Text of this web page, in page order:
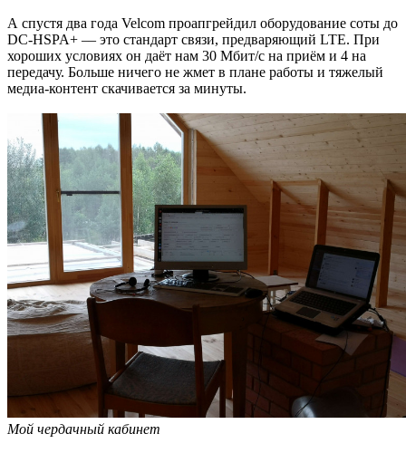
А спустя два года Velcom проапгрейдил оборудование соты до
DC-HSPA+ –– это стандарт связи, предваряющий LTE. При
хороших условиях он даёт нам 30 Мбит/с на приём и 4 на
передачу. Больше ничего не жмет в плане работы и тяжелый
медиа-контент скачивается за минуты.
Мой чердачный кабинет